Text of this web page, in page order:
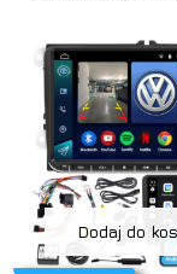
Dodaj do